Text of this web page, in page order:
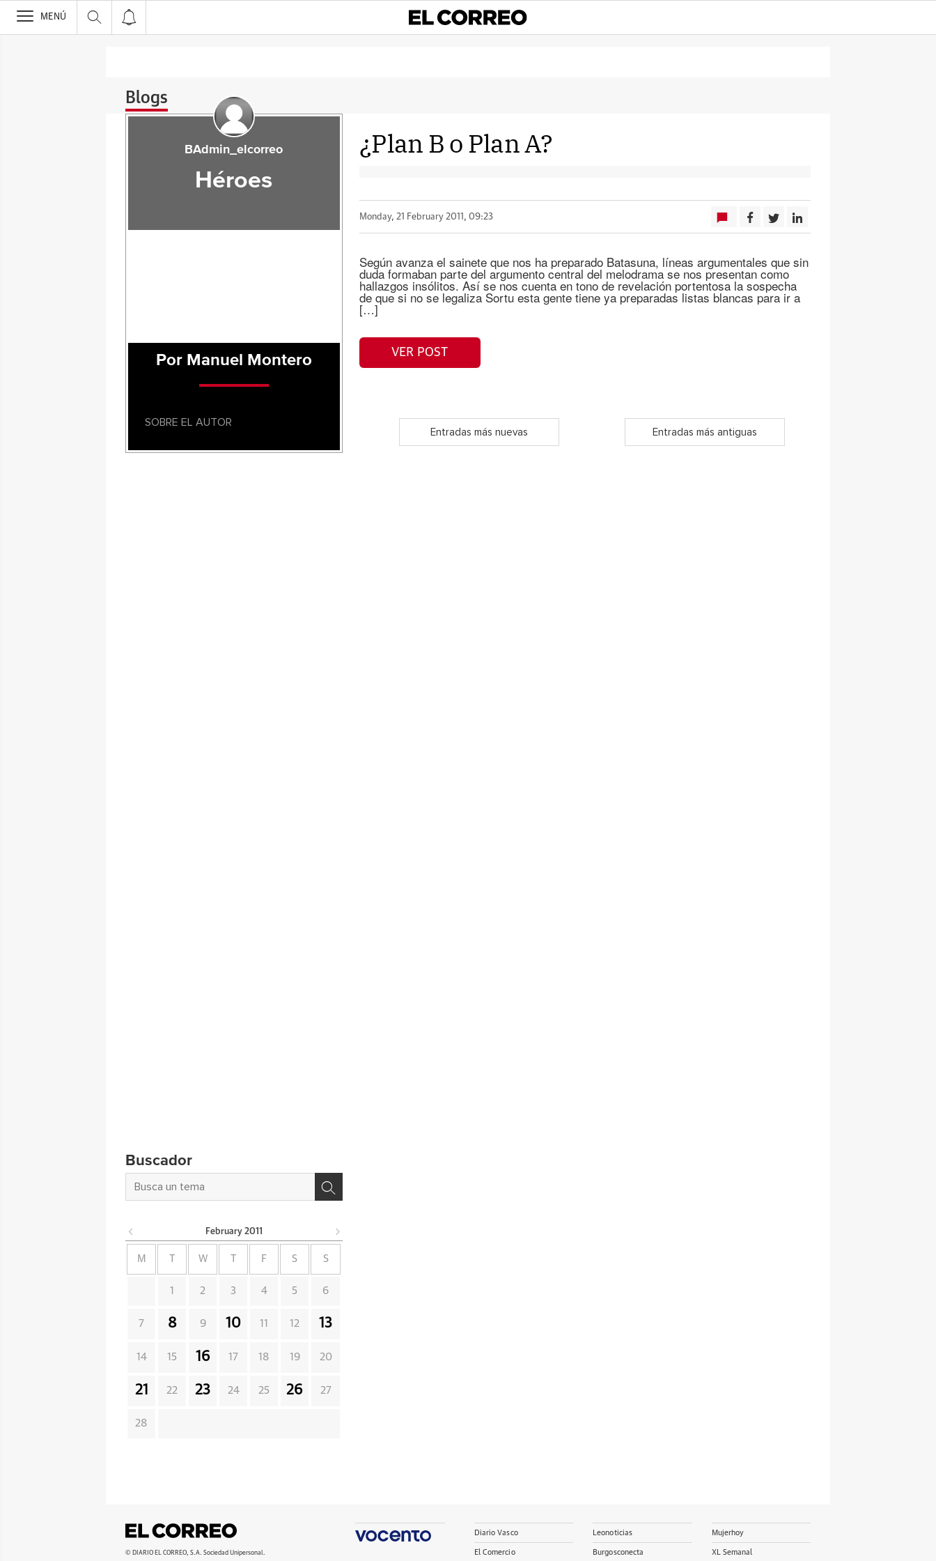
>
MENÚ
Blogs
¿Plan B o Plan A?
Monday, 21 February 2011, 09:23
Según avanza el sainete que nos ha preparado Batasuna, líneas argumentales que sin
duda formaban parte del argumento central del melodrama se nos presentan como
hallazgos insólitos. Así se nos cuenta en tono de revelación portentosa la sospecha
de que si no se legaliza Sortu esta gente tiene ya preparadas listas blancas para ir a
[…]
VER POST
Entradas más nuevas Entradas más antiguas
BAdmin_elcorreo
Héroes
Por Manuel Montero
SOBRE EL AUTOR
Buscador
February 2011
M W F S S
1 2 3 4 5 6
7 8 9 10 11 12 13
14 15 16 17 18 19 20
21 22 23 24 25 26 27
28
© DIARIO EL CORREO, S.A. Sociedad Unipersonal.
Diario Vasco
El Comercio
Leonoticias
Burgosconecta
Mujerhoy
XL Semanal